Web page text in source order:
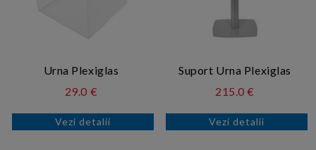
Urna Plexiglas
29.0 €
Vezi detalii
Suport Urna Plexiglas
215.0 €
Vezi detalii